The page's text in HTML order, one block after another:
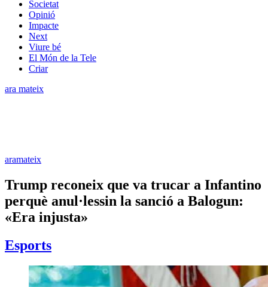
Societat
Opinió
Impacte
Next
Viure bé
El Món de la Tele
Criar
ara mateix
aramateix
Trump reconeix que va trucar a Infantino
perquè anul·lessin la sanció a Balogun:
«Era injusta»
Esports